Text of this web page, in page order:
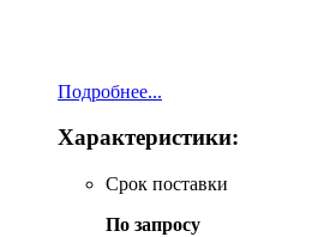
Подробнее...
Характеристики:
Срок поставки
По запросу